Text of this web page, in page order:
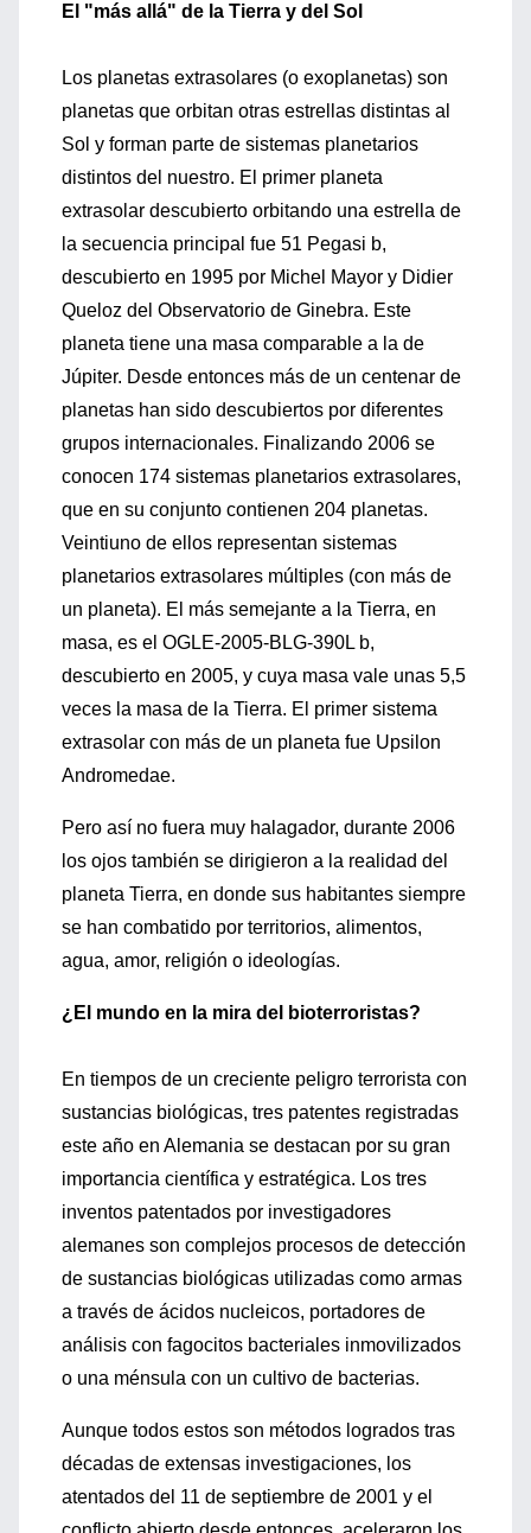
El "más allá" de la Tierra y del Sol
Los planetas extrasolares (o exoplanetas) son
planetas que orbitan otras estrellas distintas al
Sol y forman parte de sistemas planetarios
distintos del nuestro. El primer planeta
extrasolar descubierto orbitando una estrella de
la secuencia principal fue 51 Pegasi b,
descubierto en 1995 por Michel Mayor y Didier
Queloz del Observatorio de Ginebra. Este
planeta tiene una masa comparable a la de
Júpiter. Desde entonces más de un centenar de
planetas han sido descubiertos por diferentes
grupos internacionales. Finalizando 2006 se
conocen 174 sistemas planetarios extrasolares,
que en su conjunto contienen 204 planetas.
Veintiuno de ellos representan sistemas
planetarios extrasolares múltiples (con más de
un planeta). El más semejante a la Tierra, en
masa, es el OGLE-2005-BLG-390L b,
descubierto en 2005, y cuya masa vale unas 5,5
veces la masa de la Tierra. El primer sistema
extrasolar con más de un planeta fue Upsilon
Andromedae.
Pero así no fuera muy halagador, durante 2006
los ojos también se dirigieron a la realidad del
planeta Tierra, en donde sus habitantes siempre
se han combatido por territorios, alimentos,
agua, amor, religión o ideologías.
¿El mundo en la mira del bioterroristas?
En tiempos de un creciente peligro terrorista con
sustancias biológicas, tres patentes registradas
este año en Alemania se destacan por su gran
importancia científica y estratégica. Los tres
inventos patentados por investigadores
alemanes son complejos procesos de detección
de sustancias biológicas utilizadas como armas
a través de ácidos nucleicos, portadores de
análisis con fagocitos bacteriales inmovilizados
o una ménsula con un cultivo de bacterias.
Aunque todos estos son métodos logrados tras
décadas de extensas investigaciones, los
atentados del 11 de septiembre de 2001 y el